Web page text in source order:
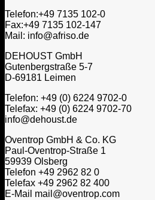
Telefon:+49 7135 102-0
Fax:+49 7135 102-147
Mail: info@afriso.de
DEHOUST GmbH
Gutenbergstraße 5-7
D-69181 Leimen
Telefon: +49 (0) 6224 9702-0
Telefax: +49 (0) 6224 9702-70
info@dehoust.de
Oventrop GmbH & Co. KG
Paul-Oventrop-Straße 1
59939 Olsberg
Telefon +49 2962 82 0
Telefax +49 2962 82 400
E-Mail mail@oventrop.com